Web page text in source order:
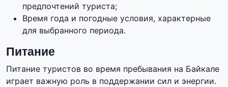
предпочтений туриста;
Время года и погодные условия, характерные
для выбранного периода.
Питание
Питание туристов во время пребывания на Байкале
играет важную роль в поддержании сил и энергии.